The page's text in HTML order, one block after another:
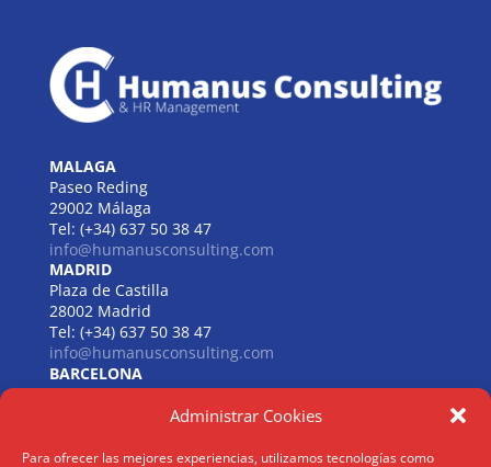
Administrar Cookies
Para ofrecer las mejores experiencias, utilizamos tecnologías como
v
e
:
MALAGA
Paseo Reding
29002 Málaga
Tel: (+34) 637 50 38 47
info@humanusconsulting.com
MADRID
Plaza de Castilla
28002 Madrid
Tel: (+34) 637 50 38 47
info@humanusconsulting.com
BARCELONA
Carrer de Beethoven
08021 Barcelona
info@humanusconsulting.com